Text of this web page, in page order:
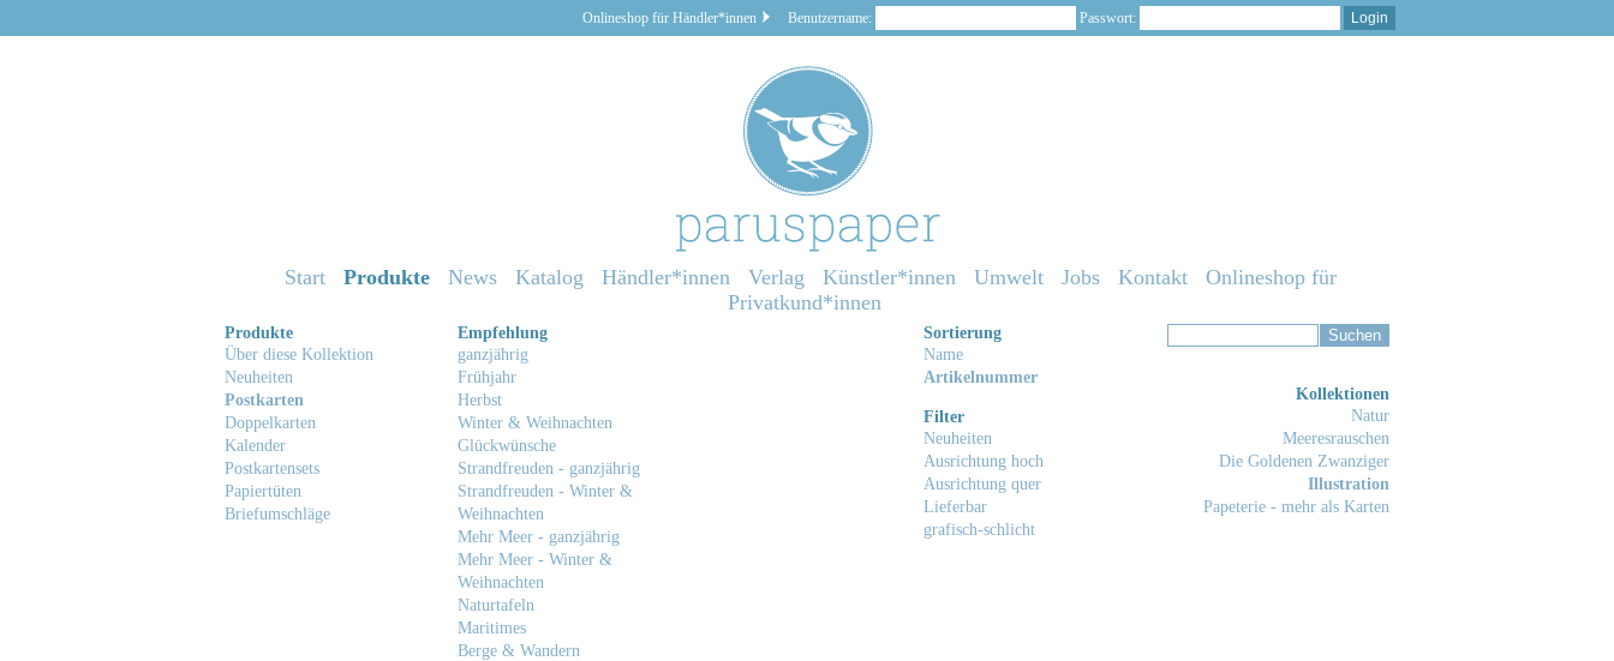
Onlineshop für Händler*innen Benutzername: Passwort:
Start Produkte News Katalog Händler*innen Verlag Künstler*innen Umwelt Jobs Kontakt
Onlineshop für
Privatkund*innen
Produkte
Über diese Kollektion
Neuheiten
Postkarten
Doppelkarten
Kalender
Postkartensets
Papiertüten
Briefumschläge
Empfehlung
ganzjährig
Frühjahr
Herbst
Winter & Weihnachten
Glückwünsche
Strandfreuden - ganzjährig
Strandfreuden - Winter &
Weihnachten
Mehr Meer - ganzjährig
Mehr Meer - Winter &
Weihnachten
Naturtafeln
Maritimes
Berge & Wandern
Sortierung
Name
Artikelnummer
Filter
Neuheiten
Ausrichtung hoch
Ausrichtung quer
Lieferbar
grafisch-schlicht
Kollektionen
Natur
Meeresrauschen
Die Goldenen Zwanziger
Illustration
Papeterie - mehr als Karten